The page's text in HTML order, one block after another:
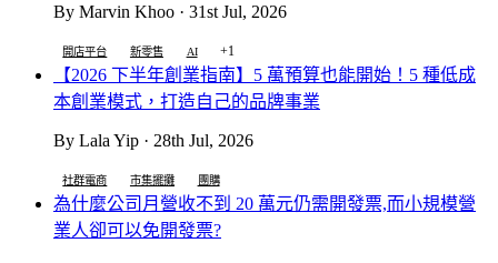
By Marvin Khoo · 31st Jul, 2026
開店平台 新零售 AI +1
【2026 下半年創業指南】5 萬預算也能開始！5 種低成
本創業模式，打造自己的品牌事業
By Lala Yip · 28th Jul, 2026
社群電商 市集擺攤 團購
為什麼公司月營收不到 20 萬元仍需開發票,而小規模營
業人卻可以免開發票?